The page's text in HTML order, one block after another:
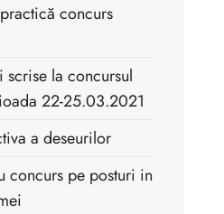
concurs
scrise la concursul
22-25.03.2021
a deseurilor
concurs pe posturi in